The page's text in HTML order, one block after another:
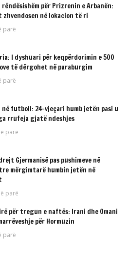
rëndësishëm për Prizrenin e Arbanën:
zhvendosen në lokacion të ri
parë
I dyshuari për keqpërdorimin e 500
të dërgohet në paraburgim
parë
futboll: 24-vjeçari humb jetën pasi u
rrufeja gjatë ndeshjes
parë
Gjermanisë pas pushimeve në
tre mërgimtarë humbin jetën në
parë
për tregun e naftës: Irani dhe Omani
për Hormuzin
parë